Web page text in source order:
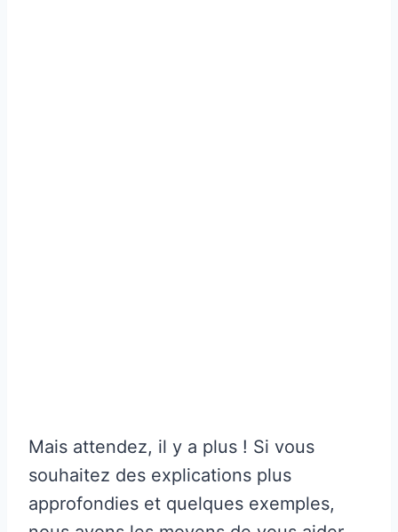
Mais attendez, il y a plus ! Si vous
souhaitez des explications plus
approfondies et quelques exemples,